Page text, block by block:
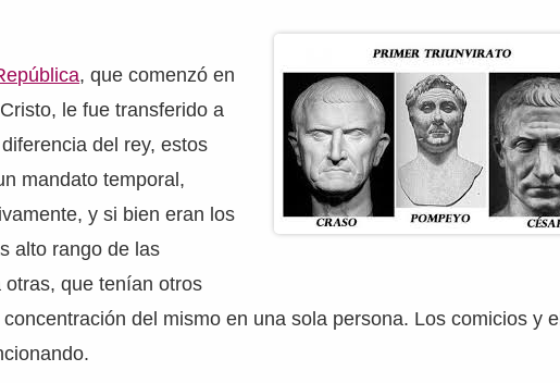
, que comenzó en
le fue transferido a
del rey, estos
mandato temporal,
y si bien eran los
alto rango de las
que tenían otros
del mismo en una sola persona. Los comicios y el